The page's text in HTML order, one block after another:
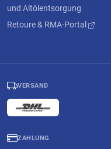
und Altölentsorgung
Retoure & RMA-Portal
VERSAND
ZAHLUNG